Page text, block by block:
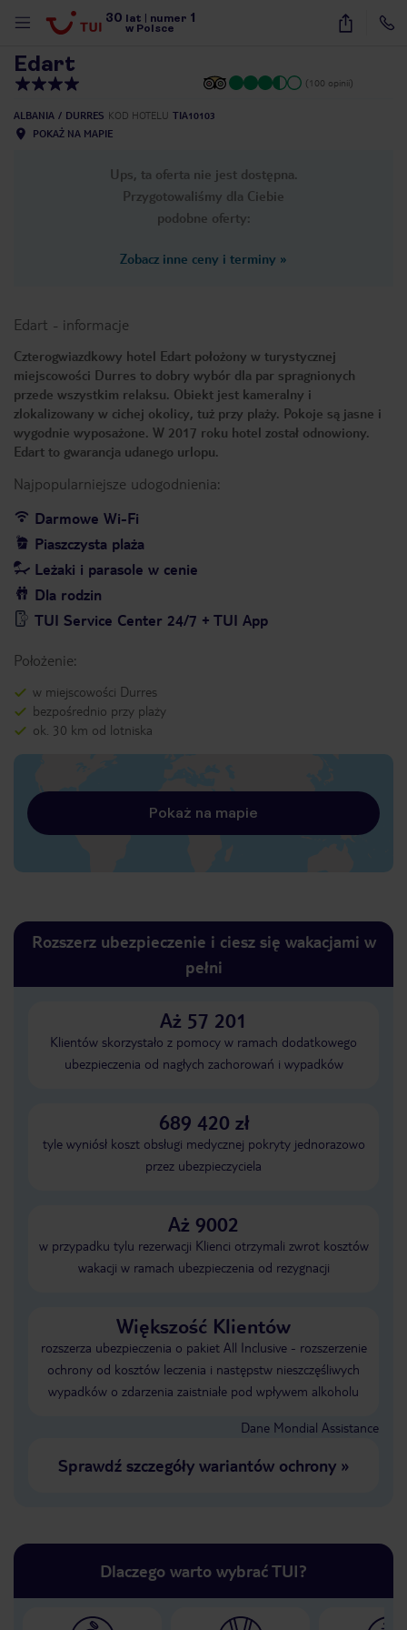
30 lat numer 1
w Polsce
15
Edart
(100 opinii)
ALBANIA DURRES KOD HOTELU TIA10103
POKAŻ NA MAPIE
Ups, ta oferta nie jest dostępna.
Przygotowaliśmy dla Ciebie
podobne oferty:
Zobacz inne ceny i terminy »
Edart - informacje
Czterogwiazdkowy hotel Edart położony w turystycznej
miejscowości Durres to dobry wybór dla par spragnionych
przede wszystkim relaksu. Obiekt jest kameralny i
zlokalizowany w cichej okolicy, tuż przy plaży. Pokoje są jasne i
wygodnie wyposażone. W 2017 roku hotel został odnowiony.
Edart to gwarancja udanego urlopu.
Najpopularniejsze udogodnienia:
Darmowe Wi-Fi
Piaszczysta plaża
Leżaki i parasole w cenie
Dla rodzin
TUI Service Center 24/7 + TUI App
Położenie:
w miejscowości Durres
bezpośrednio przy plaży
ok. 30 km od lotniska
Pokaż na mapie
Rozszerz ubezpieczenie i ciesz się wakacjami w
pełni
Aż 57 201
Klientów skorzystało z pomocy w ramach dodatkowego
ubezpieczenia od nagłych zachorowań i wypadków
689 420 zł
tyle wyniósł koszt obsługi medycznej pokryty jednorazowo
przez ubezpieczyciela
Aż 9002
w przypadku tylu rezerwacji Klienci otrzymali zwrot kosztów
wakacji w ramach ubezpieczenia od rezygnacji
Większość Klientów
rozszerza ubezpieczenia o pakiet All Inclusive - rozszerzenie
ochrony od kosztów leczenia i następstw nieszczęśliwych
wypadków o zdarzenia zaistniałe pod wpływem alkoholu
Dane Mondial Assistance
Sprawdź szczegóły wariantów ochrony»
Dlaczego warto wybrać TUI?